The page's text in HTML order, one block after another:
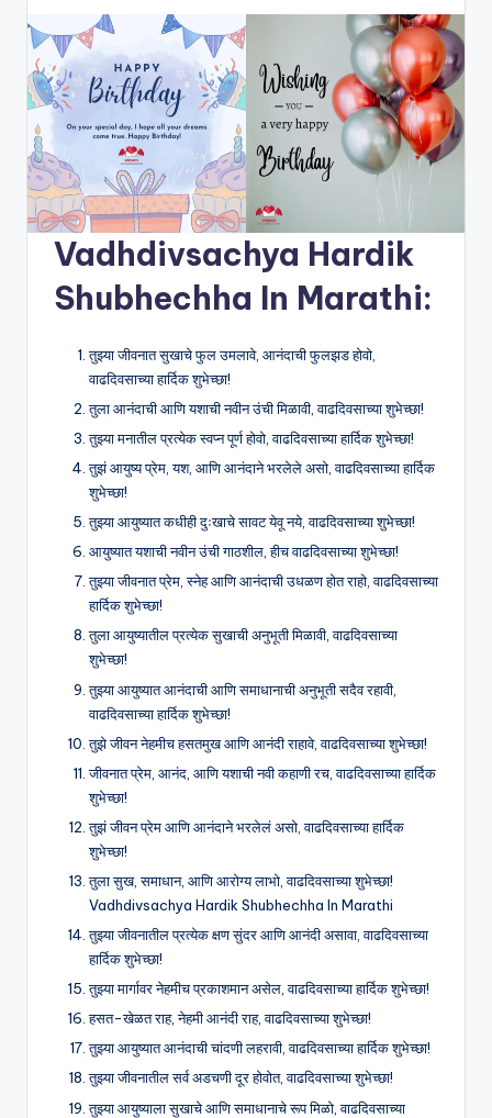
Vadhdivsachya Hardik
Shubhechha In Marathi:
तुझ्या जीवनात सुखाचे फुल उमलावे, आनंदाची फुलझड होवो,
वाढदिवसाच्या हार्दिक शुभेच्छा!
तुला आनंदाची आणि यशाची नवीन उंची मिळावी, वाढदिवसाच्या शुभेच्छा!
तुझ्या मनातील प्रत्येक स्वप्न पूर्ण होवो, वाढदिवसाच्या हार्दिक शुभेच्छा!
तुझं आयुष्य प्रेम, यश, आणि आनंदाने भरलेले असो, वाढदिवसाच्या हार्दिक
शुभेच्छा!
तुझ्या आयुष्यात कधीही दुःखाचे सावट येवू नये, वाढदिवसाच्या शुभेच्छा!
आयुष्यात यशाची नवीन उंची गाठशील, हीच वाढदिवसाच्या शुभेच्छा!
तुझ्या जीवनात प्रेम, स्नेह आणि आनंदाची उधळण होत राहो, वाढदिवसाच्या
हार्दिक शुभेच्छा!
तुला आयुष्यातील प्रत्येक सुखाची अनुभूती मिळावी, वाढदिवसाच्या
शुभेच्छा!
तुझ्या आयुष्यात आनंदाची आणि समाधानाची अनुभूती सदैव रहावी,
वाढदिवसाच्या हार्दिक शुभेच्छा!
तुझे जीवन नेहमीच हसतमुख आणि आनंदी राहावे, वाढदिवसाच्या शुभेच्छा!
जीवनात प्रेम, आनंद, आणि यशाची नवी कहाणी रच, वाढदिवसाच्या हार्दिक
शुभेच्छा!
तुझं जीवन प्रेम आणि आनंदाने भरलेलं असो, वाढदिवसाच्या हार्दिक
शुभेच्छा!
तुला सुख, समाधान, आणि आरोग्य लाभो, वाढदिवसाच्या शुभेच्छा!
Vadhdivsachya Hardik Shubhechha In Marathi
तुझ्या जीवनातील प्रत्येक क्षण सुंदर आणि आनंदी असावा, वाढदिवसाच्या
हार्दिक शुभेच्छा!
तुझ्या मार्गावर नेहमीच प्रकाशमान असेल, वाढदिवसाच्या हार्दिक शुभेच्छा!
हसत-खेळत राह, नेहमी आनंदी राह, वाढदिवसाच्या शुभेच्छा!
तुझ्या आयुष्यात आनंदाची चांदणी लहरावी, वाढदिवसाच्या हार्दिक शुभेच्छा!
तुझ्या जीवनातील सर्व अडचणी दूर होवोत, वाढदिवसाच्या शुभेच्छा!
तुझ्या आयुष्याला सुखाचे आणि समाधानाचे रूप मिळो, वाढदिवसाच्या